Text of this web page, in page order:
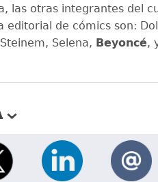
las otras integrantes del
editorial de cómics son:
Selena, Beyoncé,